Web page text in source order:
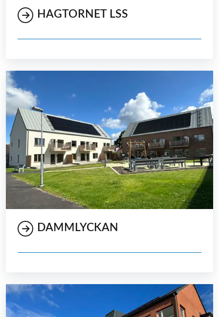
HAGTORNET LSS
DAMMLYCKAN